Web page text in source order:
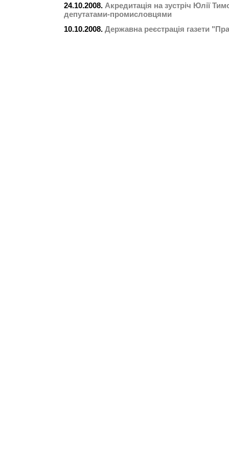
24.10.2008. Акредитація на зустріч Юлії
депутатами-промисловцями
10.10.2008. Державна реєстрація газети